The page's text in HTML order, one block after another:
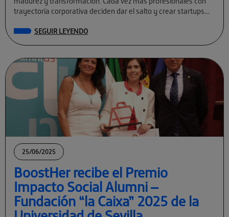
trayectoria corporativa deciden dar el salto y crear startups
SEGUIR LEYENDO
25/06/2025
BoostHer recibe el Premio
Impacto Social Alumni –
Fundación “la Caixa” 2025 de la